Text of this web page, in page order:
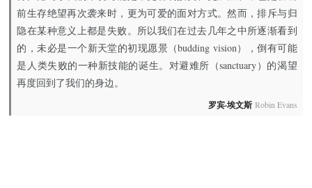
前生存绝望再次袭来时，更为可爱的面对方式。然而，排斥与归
隐在某种意义上都是失败。所以我们在过去几年之中所逐渐看到
的，未必是一个新天堂的初现愿景（budding vision），倒有可能
是人类失败的一种新技能的诞生。对避难所（sanctuary）的渴望
再度回到了我们的身边。
罗宾·埃文斯Robin Evans